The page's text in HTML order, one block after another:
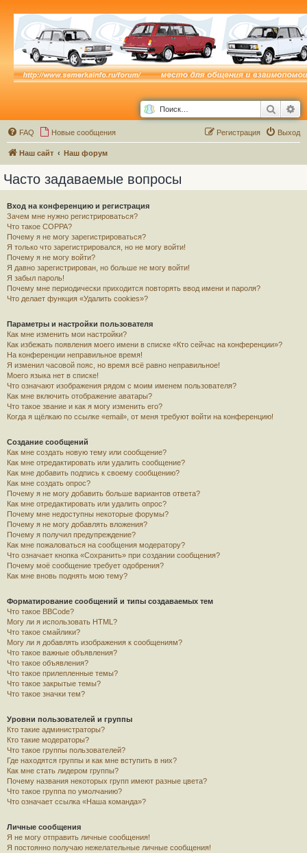
Поиск
FAQ Новые сообщения Выход
Регистрация
Наш сайт Наш форум
Часто задаваемые вопросы
Вход на конференцию и регистрация
Зачем мне нужно регистрироваться?
Что такое COPPA?
Почему я не могу зарегистрироваться?
Я только что зарегистрировался, но не могу войти!
Почему я не могу войти?
Я давно зарегистрирован, но больше не могу войти!
Я забыл пароль!
Почему мне периодически приходится повторять ввод имени и пароля?
Что делает функция «Удалить cookies»?
Параметры и настройки пользователя
Как мне изменить мои настройки?
Как избежать появления моего имени в списке «Кто сейчас на конференции»?
На конференции неправильное время!
Я изменил часовой пояс, но время всё равно неправильное!
Моего языка нет в списке!
Что означают изображения рядом с моим именем пользователя?
Как мне включить отображение аватары?
Что такое звание и как я могу изменить его?
Когда я щёлкаю по ссылке «email», от меня требуют войти на конференцию!
Создание сообщений
Как мне создать новую тему или сообщение?
Как мне отредактировать или удалить сообщение?
Как мне добавить подпись к своему сообщению?
Как мне создать опрос?
Почему я не могу добавить больше вариантов ответа?
Как мне отредактировать или удалить опрос?
Почему мне недоступны некоторые форумы?
Почему я не могу добавлять вложения?
Почему я получил предупреждение?
Как мне пожаловаться на сообщения модератору?
Что означает кнопка «Сохранить» при создании сообщения?
Почему моё сообщение требует одобрения?
Как мне вновь поднять мою тему?
Форматирование сообщений и типы создаваемых тем
Что такое BBCode?
Могу ли я использовать HTML?
Что такое смайлики?
Могу ли я добавлять изображения к сообщениям?
Что такое важные объявления?
Что такое объявления?
Что такое прилепленные темы?
Что такое закрытые темы?
Что такое значки тем?
Уровни пользователей и группы
Кто такие администраторы?
Кто такие модераторы?
Что такое группы пользователей?
Где находятся группы и как мне вступить в них?
Как мне стать лидером группы?
Почему названия некоторых групп имеют разные цвета?
Что такое группа по умолчанию?
Что означает ссылка «Наша команда»?
Личные сообщения
Я не могу отправить личные сообщения!
Я постоянно получаю нежелательные личные сообщения!